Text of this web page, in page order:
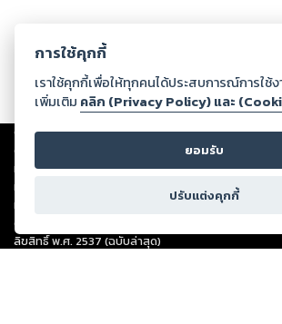
Copyright ©2026Storylog Co., Ltd. - สตอรี่ล็อกขอ
ต่อผลงานหรือเนื้อหาใดที่อัปโหลดผ่านเว็บไซต์และปรากฏ
ทรัพย์สินทางปัญญาของบุคคลอื่นหรือขัดต่อกฎหมายและ
ทุกท่านโปรดใช้วิจารณญาณในการกลั่นกรองด้วยตนเอง
หนึ่งส่วนใดขัดต่อกฎหมายและศีลธรรม กรุณาแจ้งมายังบ
ดำเนินการในทันที ทั้งนี้ ทางสตอรี่ล็อกขอสงวนลิขสิทธิ์ต
ลิขสิทธิ์ พ.ศ. 2537 (ฉบับล่าสุด)
การใช้คุกกี้
เราใช้คุกกี้เพื่อให้ทุกคนได้ประสบการณ์การใช้
เพิ่มเติม คลิก (Privacy Policy) และ
ยอมรับ
ปรับแต่งคุกกี้